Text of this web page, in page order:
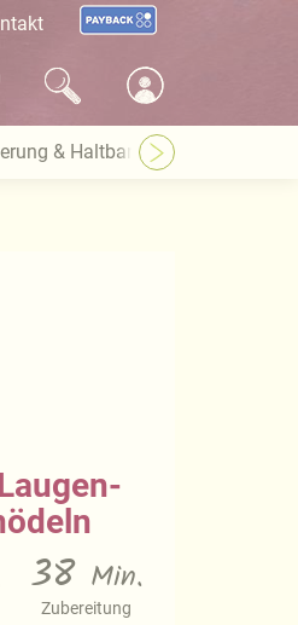
& Haltbarkeit
38 Min.
Zubereitung